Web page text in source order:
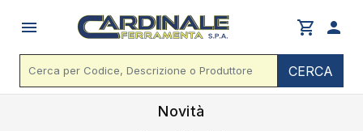
menu shopping_cart person
CERCA
Novità